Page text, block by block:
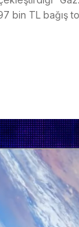
bin TL bağış